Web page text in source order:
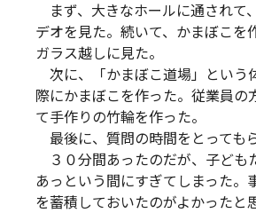
まず、大きなホールに通されて
デオを見た。続いて、かまぼこを
ガラス越しに見た。
次に、「かまぼこ道場」という
際にかまぼこを作った。従業員の
て手作りの竹輪を作った。
最後に、質問の時間をとっても
３０分間あったのだが、子ども
あっという間にすぎてしまった。
を蓄積しておいたのがよかったと